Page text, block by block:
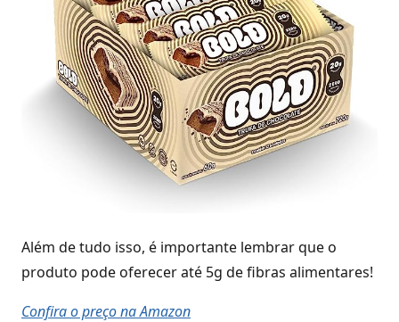
Além de tudo isso, é importante lembrar que o
produto pode oferecer até 5g de fibras alimentares!
Confira o preço na Amazon